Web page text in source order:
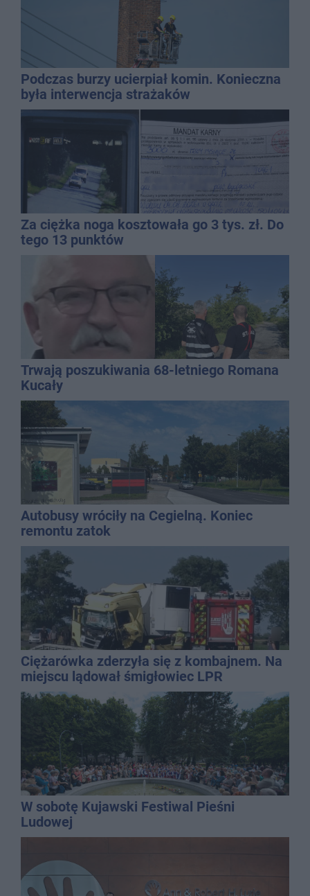
Podczas burzy ucierpiał komin. Konieczna
była interwencja strażaków
Za ciężka noga kosztowała go 3 tys. zł. Do
tego 13 punktów
Trwają poszukiwania 68-letniego Romana
Kucały
Autobusy wróciły na Cegielną. Koniec
remontu zatok
Ciężarówka zderzyła się z kombajnem. Na
miejscu lądował śmigłowiec LPR
W sobotę Kujawski Festiwal Pieśni
Ludowej